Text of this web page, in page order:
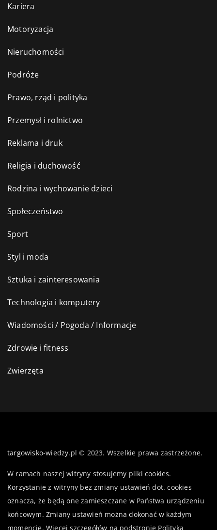
Kariera
Motoryzacja
Nieruchomości
Podróże
Prawo, rząd i polityka
Przemysł i rolnictwo
Reklama i druk
Religia i duchowość
Rodzina i wychowanie dzieci
Społeczeństwo
Sport
Styl i moda
Sztuka i zainteresowania
Technologia i komputery
Wiadomości / Pogoda / Informacje
Zdrowie i fitness
Zwierzęta
targowisko-wiedzy.pl © 2023. Wszelkie prawa zastrzeżone.
W ramach naszej witryny stosujemy pliki cookies.
Korzystanie z witryny bez zmiany ustawień dot. cookies
oznacza, że będą one zamieszczane w Państwa urządzeniu
końcowym. Zmiany ustawień można dokonać w każdym
momencie. Więcej szczegółów na podstronie Polityka